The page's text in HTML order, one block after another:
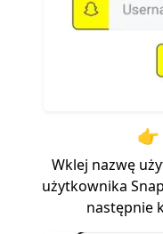
👉
Wklej nazwę
użytkownika
następnie